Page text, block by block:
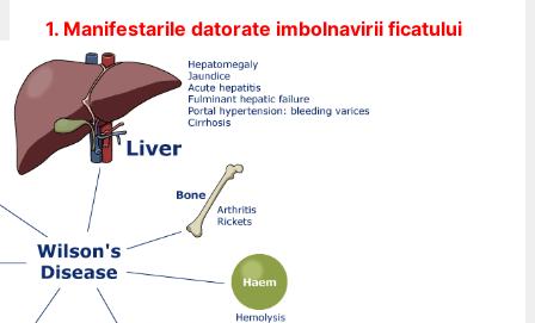
1. Manifestarile datorate imbolnavirii ficatului